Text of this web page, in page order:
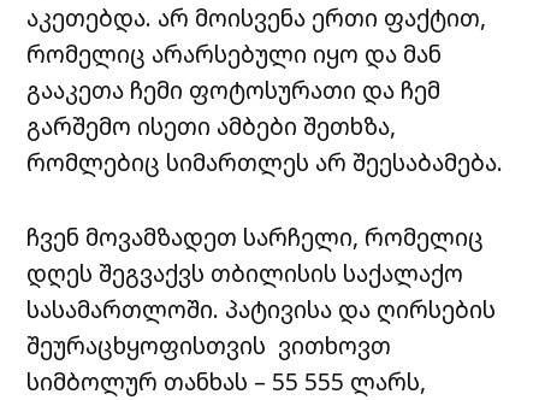
აკეთებდა. არ მოისვენა ერთი ფაქტით,
რომელიც არარსებული იყო და მან
გააკეთა ჩემი ფოტოსურათი და ჩემ
გარშემო ისეთი ამბები შეთხზა,
რომლებიც სიმართლეს არ შეესაბამება.
ჩვენ მოვამზადეთ სარჩელი, რომელიც
დღეს შეგვაქვს თბილისის საქალაქო
სასამართლოში. პატივისა და ღირსების
შეურაცხყოფისთვის ვითხოვთ
სიმბოლურ თანხას – 55 555 ლარს,